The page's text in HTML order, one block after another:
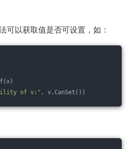
可以获取值是否可设置，如：
of v:" , v.CanSet())